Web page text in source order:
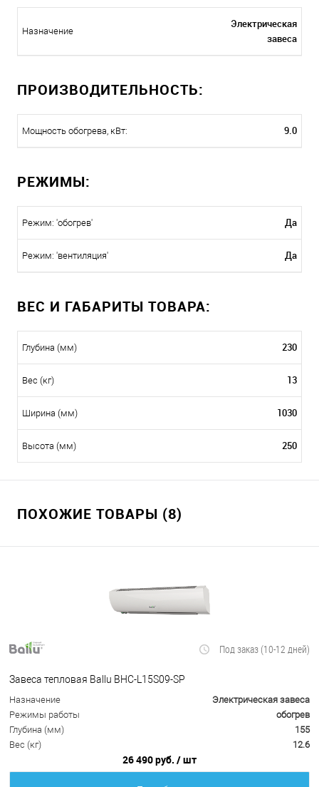
Назначение
Электрическая
завеса
ПРОИЗВОДИТЕЛЬНОСТЬ:
Мощность обогрева, кВт: 9.0
РЕЖИМЫ:
Режим: 'обогрев' Да
Режим: 'вентиляция' Да
ВЕС И ГАБАРИТЫ ТОВАРА:
Глубина (мм) 230
Вес (кг) 13
Ширина (мм) 1030
Высота (мм) 250
ПОХОЖИЕ ТОВАРЫ (8)
Под заказ (10-12 дней)
Завеса тепловая Ballu BHC-L15S09-SP
Назначение
Электрическая завеса
Режимы работы
обогрев
Глубина (мм)
155
Вес (кг)
12.6
26 490 руб. / шт